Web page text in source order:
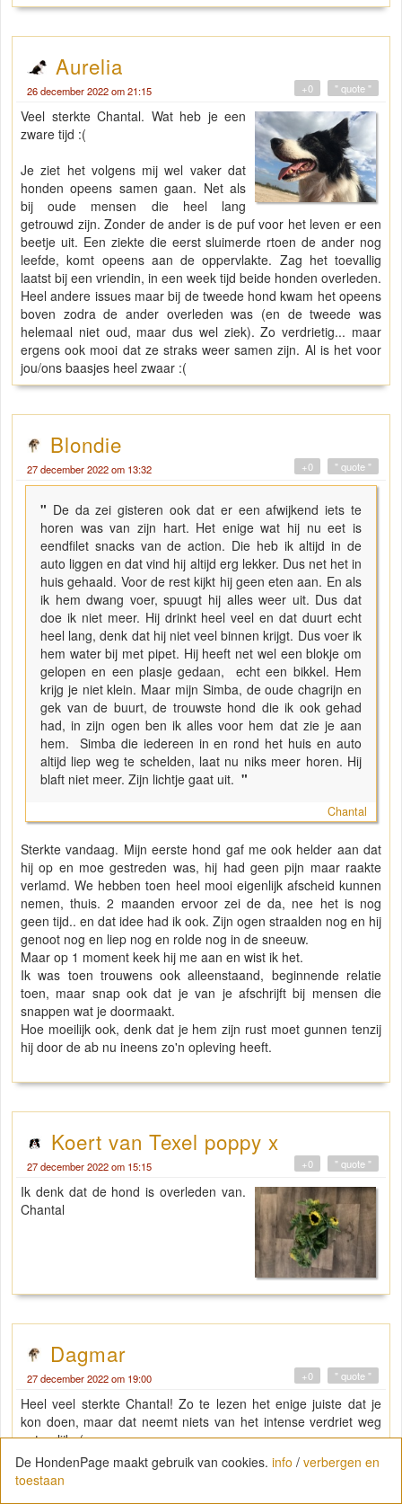
Aurelia
26 december 2022 om 21:15 " quote "
+0
Veel sterkte Chantal. Wat heb je een
zware tijd :(
Je ziet het volgens mij wel vaker dat
honden opeens samen gaan. Net als
bij oude mensen die heel lang
getrouwd zijn. Zonder de ander is de puf voor het leven er een
beetje uit. Een ziekte die eerst sluimerde rtoen de ander nog
leefde, komt opeens aan de oppervlakte. Zag het toevallig
laatst bij een vriendin, in een week tijd beide honden overleden.
Heel andere issues maar bij de tweede hond kwam het opeens
boven zodra de ander overleden was (en de tweede was
helemaal niet oud, maar dus wel ziek). Zo verdrietig... maar
ergens ook mooi dat ze straks weer samen zijn. Al is het voor
jou/ons baasjes heel zwaar :(
Blondie
27 december 2022 om 13:32 " quote "
+0
" De da zei gisteren ook dat er een afwijkend iets te
horen was van zijn hart. Het enige wat hij nu eet is
eendfilet snacks van de action. Die heb ik altijd in de
auto liggen en dat vind hij altijd erg lekker. Dus net het in
huis gehaald. Voor de rest kijkt hij geen eten aan. En als
ik hem dwang voer, spuugt hij alles weer uit. Dus dat
doe ik niet meer. Hij drinkt heel veel en dat duurt echt
heel lang, denk dat hij niet veel binnen krijgt. Dus voer ik
hem water bij met pipet. Hij heeft net wel een blokje om
gelopen en een plasje gedaan, echt een bikkel. Hem
krijg je niet klein. Maar mijn Simba, de oude chagrijn en
gek van de buurt, de trouwste hond die ik ook gehad
had, in zijn ogen ben ik alles voor hem dat zie je aan
hem. Simba die iedereen in en rond het huis en auto
altijd liep weg te schelden, laat nu niks meer horen. Hij
blaft niet meer. Zijn lichtje gaat uit. "
Chantal
Sterkte vandaag. Mijn eerste hond gaf me ook helder aan dat
hij op en moe gestreden was, hij had geen pijn maar raakte
verlamd. We hebben toen heel mooi eigenlijk afscheid kunnen
nemen, thuis. 2 maanden ervoor zei de da, nee het is nog
geen tijd.. en dat idee had ik ook. Zijn ogen straalden nog en hij
genoot nog en liep nog en rolde nog in de sneeuw.
Maar op 1 moment keek hij me aan en wist ik het.
Ik was toen trouwens ook alleenstaand, beginnende relatie
toen, maar snap ook dat je van je afschrijft bij mensen die
snappen wat je doormaakt.
Hoe moeilijk ook, denk dat je hem zijn rust moet gunnen tenzij
hij door de ab nu ineens zo'n opleving heeft.
Koert van Texel poppy x
27 december 2022 om 15:15 " quote "
+0
Ik denk dat de hond is overleden van.
Chantal
Dagmar
27 december 2022 om 19:00 " quote "
+0
Heel veel sterkte Chantal! Zo te lezen het enige juiste dat je
kon doen, maar dat neemt niets van het intense verdriet weg
natuurlijk :(
De HondenPage maakt gebruik van cookies. info / verbergen en
toestaan